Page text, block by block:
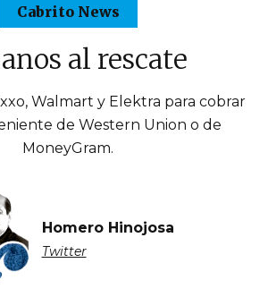
Cabrito News
al rescate
Walmart y Elektra para cobrar
de Western Union o de
MoneyGram.
Homero Hinojosa
Twitter